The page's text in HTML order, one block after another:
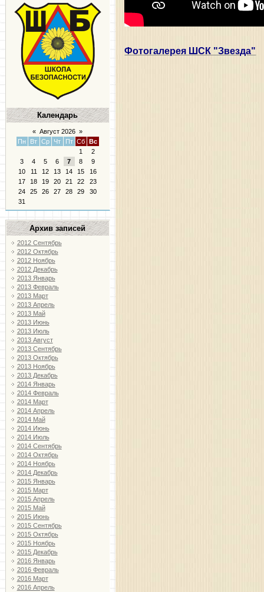
Календарь
« Август 2026 »
Пн
Вт Ср Чт Пт Сб
Вс
1
2
3
4 5 6 7 8
9
10
11 12 13 14 15
16
17
18 19 20 21 22
23
24
25 26 27 28 29
30
31
Архив записей
2012 Сентябрь
2012 Октябрь
2012 Ноябрь
2012 Декабрь
2013 Январь
2013 Февраль
2013 Март
2013 Апрель
2013 Май
2013 Июнь
2013 Июль
2013 Август
2013 Сентябрь
2013 Октябрь
2013 Ноябрь
2013 Декабрь
2014 Январь
2014 Февраль
2014 Март
2014 Апрель
2014 Май
2014 Июнь
2014 Июль
2014 Сентябрь
2014 Октябрь
2014 Ноябрь
2014 Декабрь
2015 Январь
2015 Март
2015 Апрель
2015 Май
2015 Июнь
2015 Сентябрь
2015 Октябрь
2015 Ноябрь
2015 Декабрь
2016 Январь
2016 Февраль
2016 Март
2016 Апрель
Фотогалерея ШСК "Звезда"